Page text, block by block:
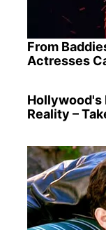
From
Actresses
Hollywood's
Reality –